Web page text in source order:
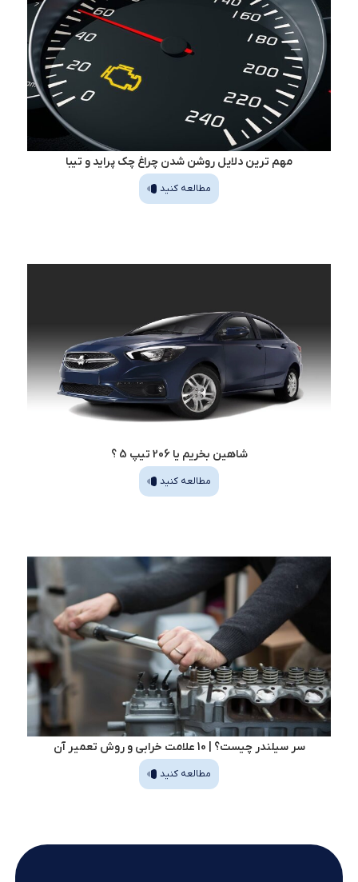
مهم ‌ترین دلایل روشن شدن چراغ چک پراید و تیبا
مطالعه کنید
شاهین بخریم یا 206 تیپ 5 ؟
مطالعه کنید
سر سیلندر چیست؟ | 10 علامت خرابی و روش تعمیر آن
مطالعه کنید